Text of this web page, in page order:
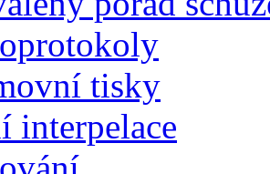
tisky
interpelace